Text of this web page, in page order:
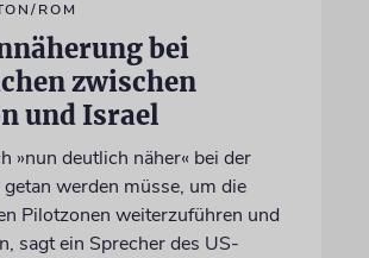
ROM
bei
zwischen
und Israel
»nun deutlich näher« bei der
getan werden müsse, um die
Pilotzonen weiterzuführen und
sagt ein Sprecher des US-